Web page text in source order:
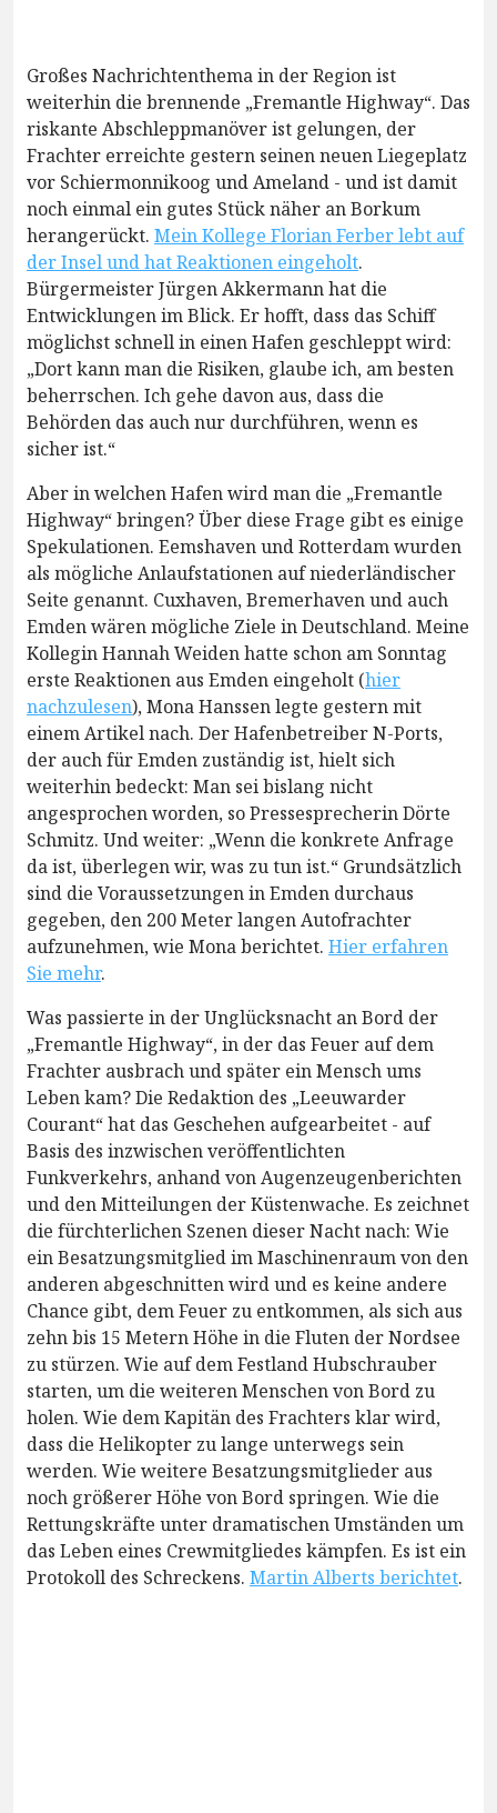
Großes Nachrichtenthema in der Region ist
weiterhin die brennende „Fremantle Highway“. Das
riskante Abschleppmanöver ist gelungen, der
Frachter erreichte gestern seinen neuen Liegeplatz
vor Schiermonnikoog und Ameland - und ist damit
noch einmal ein gutes Stück näher an Borkum
herangerückt. Mein Kollege Florian Ferber lebt auf
der Insel und hat Reaktionen eingeholt.
Bürgermeister Jürgen Akkermann hat die
Entwicklungen im Blick. Er hofft, dass das Schiff
möglichst schnell in einen Hafen geschleppt wird:
„Dort kann man die Risiken, glaube ich, am besten
beherrschen. Ich gehe davon aus, dass die
Behörden das auch nur durchführen, wenn es
sicher ist.“
Aber in welchen Hafen wird man die „Fremantle
Highway“ bringen? Über diese Frage gibt es einige
Spekulationen. Eemshaven und Rotterdam wurden
als mögliche Anlaufstationen auf niederländischer
Seite genannt. Cuxhaven, Bremerhaven und auch
Emden wären mögliche Ziele in Deutschland. Meine
Kollegin Hannah Weiden hatte schon am Sonntag
erste Reaktionen aus Emden eingeholt (hier
nachzulesen), Mona Hanssen legte gestern mit
einem Artikel nach. Der Hafenbetreiber N-Ports,
der auch für Emden zuständig ist, hielt sich
weiterhin bedeckt: Man sei bislang nicht
angesprochen worden, so Pressesprecherin Dörte
Schmitz. Und weiter: „Wenn die konkrete Anfrage
da ist, überlegen wir, was zu tun ist.“ Grundsätzlich
sind die Voraussetzungen in Emden durchaus
gegeben, den 200 Meter langen Autofrachter
aufzunehmen, wie Mona berichtet. Hier erfahren
Sie mehr.
Was passierte in der Unglücksnacht an Bord der
„Fremantle Highway“, in der das Feuer auf dem
Frachter ausbrach und später ein Mensch ums
Leben kam? Die Redaktion des „Leeuwarder
Courant“ hat das Geschehen aufgearbeitet - auf
Basis des inzwischen veröffentlichten
Funkverkehrs, anhand von Augenzeugenberichten
und den Mitteilungen der Küstenwache. Es zeichnet
die fürchterlichen Szenen dieser Nacht nach: Wie
ein Besatzungsmitglied im Maschinenraum von den
anderen abgeschnitten wird und es keine andere
Chance gibt, dem Feuer zu entkommen, als sich aus
zehn bis 15 Metern Höhe in die Fluten der Nordsee
zu stürzen. Wie auf dem Festland Hubschrauber
starten, um die weiteren Menschen von Bord zu
holen. Wie dem Kapitän des Frachters klar wird,
dass die Helikopter zu lange unterwegs sein
werden. Wie weitere Besatzungsmitglieder aus
noch größerer Höhe von Bord springen. Wie die
Rettungskräfte unter dramatischen Umständen um
das Leben eines Crewmitgliedes kämpfen. Es ist ein
Protokoll des Schreckens. Martin Alberts berichtet.